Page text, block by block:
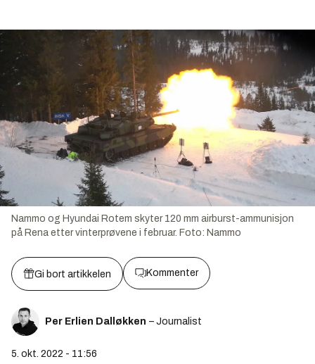
Nammo og Hyundai Rotem skyter 120 mm airburst-ammunisjon
på Rena etter vinterprøvene i februar. Foto: Nammo
Gi bort artikkelen Kommenter
Per Erlien Dalløkken – Journalist
5. okt. 2022 - 11:56